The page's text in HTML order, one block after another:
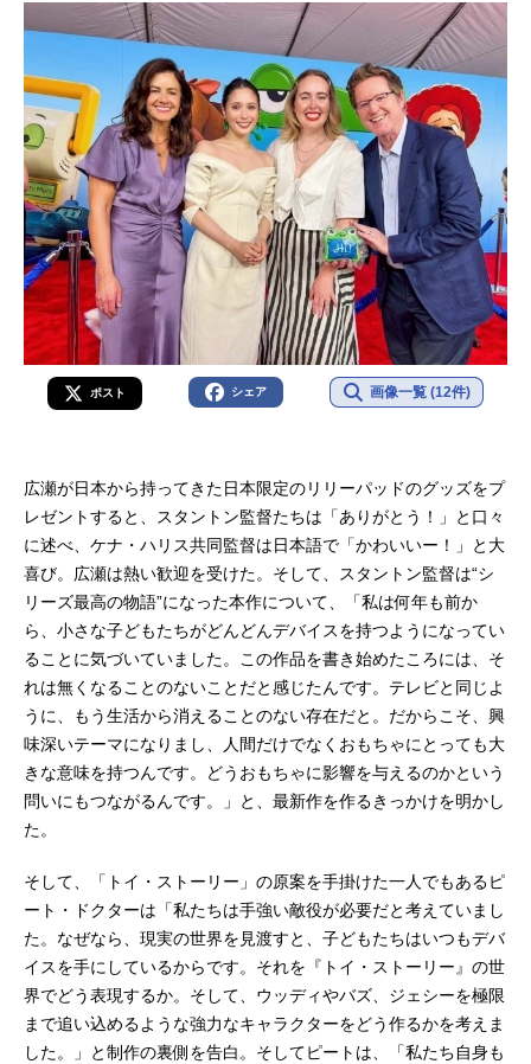
ポスト シェア 画像一覧 (12件)
広瀬が日本から持ってきた日本限定のリリーパッドのグッズをプ
レゼントすると、スタントン監督たちは「ありがとう！」と口々
に述べ、ケナ・ハリス共同監督は日本語で「かわいいー！」と大
喜び。広瀬は熱い歓迎を受けた。そして、スタントン監督は“シ
リーズ最高の物語”になった本作について、「私は何年も前か
ら、小さな子どもたちがどんどんデバイスを持つようになってい
ることに気づいていました。この作品を書き始めたころには、そ
れは無くなることのないことだと感じたんです。テレビと同じよ
うに、もう生活から消えることのない存在だと。だからこそ、興
味深いテーマになりまし、人間だけでなくおもちゃにとっても大
きな意味を持つんです。どうおもちゃに影響を与えるのかという
問いにもつながるんです。」と、最新作を作るきっかけを明かし
た。
そして、「トイ・ストーリー」の原案を手掛けた一人でもあるピ
ート・ドクターは「私たちは手強い敵役が必要だと考えていまし
た。なぜなら、現実の世界を見渡すと、子どもたちはいつもデバ
イスを手にしているからです。それを『トイ・ストーリー』の世
界でどう表現するか。そして、ウッディやバズ、ジェシーを極限
まで追い込めるような強力なキャラクターをどう作るかを考えま
した。」と制作の裏側を告白。そしてピートは、「私たち自身も